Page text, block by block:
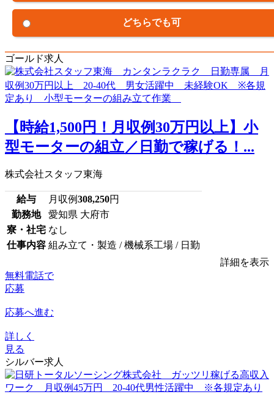
どちらでも可
ゴールド求人
【時給1,500円！月収例30万円以上】小
型モーターの組立／日勤で稼げる！...
株式会社スタッフ東海
給与 月収例308,250円
勤務地
愛知県 大府市
寮・社宅 なし
仕事内容 組み立て・製造 / 機械系工場 / 日勤
詳細を表示
無料電話で
応募
応募へ進む
詳しく
見る
シルバー求人